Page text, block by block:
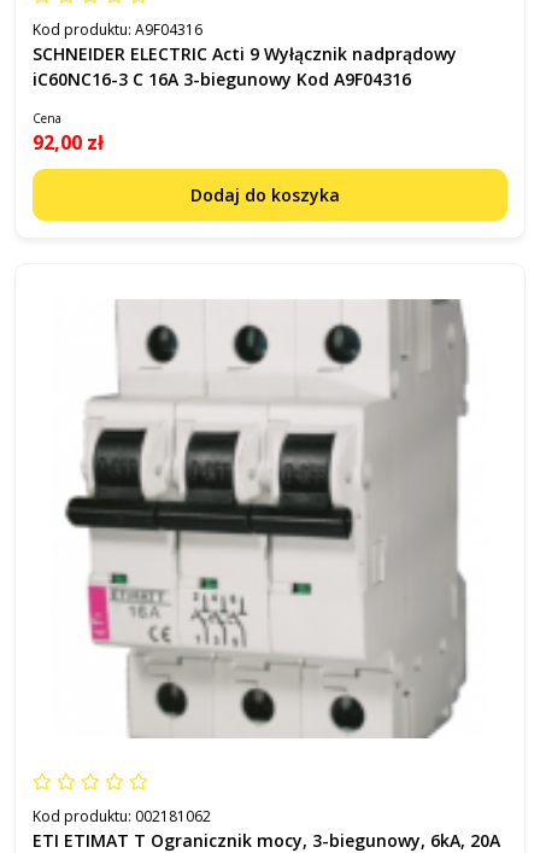
Kod produktu: A9F04316
SCHNEIDER ELECTRIC Acti 9 Wyłącznik nadprądowy
iC60NC16-3 C 16A 3-biegunowy Kod A9F04316
Cena
92,00 zł
Dodaj do koszyka
Kod produktu: 002181062
ETI ETIMAT T Ogranicznik mocy, 3-biegunowy, 6kA, 20A